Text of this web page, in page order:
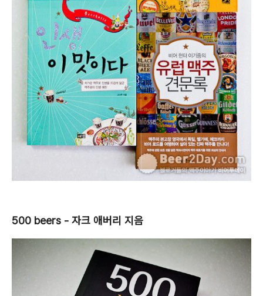
500 beers - 자크 애버리 지음